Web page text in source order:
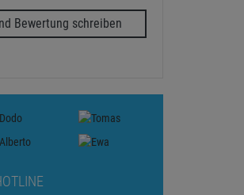
Bewertung schreiben